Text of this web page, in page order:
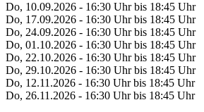
Do, 10.09.2026 - 16:30 Uhr bis 18:45 Uhr
Do, 17.09.2026 - 16:30 Uhr bis 18:45 Uhr
Do, 24.09.2026 - 16:30 Uhr bis 18:45 Uhr
Do, 01.10.2026 - 16:30 Uhr bis 18:45 Uhr
Do, 22.10.2026 - 16:30 Uhr bis 18:45 Uhr
Do, 29.10.2026 - 16:30 Uhr bis 18:45 Uhr
Do, 12.11.2026 - 16:30 Uhr bis 18:45 Uhr
Do, 26.11.2026 - 16:30 Uhr bis 18:45 Uhr